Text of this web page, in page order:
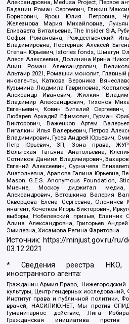
Александровна, Medusa Project, Первое
Баданин Роман Сергеевич, Гликин
Борисович, Ярош Юлия Петровна,
Железнова Мария Михайловна,
Елизавета Витальевна, The Insider SIA,
Софья Романовна, Рождественский
Владимировна, Постернак Алексей
Степан Юрьевич, Istories fonds, Шмагун
Алеся Алексеевна, Долинина Ирина
Анин Роман Александрович,
Альтаир 2021, Ромашки монолит, Главный
иноагенты, Каткова Вероника
Кузьмина Людмила Гавриловна,
Александр Иванович, Жилкин
Владимир Александрович, Тихонов
Евгеньевич, Ковин Виталий Сергеевич,
Любарев Аркадий Ефимович, Гурман
Викторович, Важенков Артем
Пигалкин Илья Валерьевич, Петров
Владимирович, Гусев Андрей Юрьевич,
Петр Юрьевич, ЗП, Зона права,
Вольтская Татьяна Анатольевна,
Сотников Даниил Владимирович,
Евгений Алексеевич, Сурначева
Анатольевна, Арапова Галина Юрьевна,
Mason G.E.S. Anonymous Foundation,
Мнение, Москоу диджитал медиа,
Александрович, Ветошкина Валерия
Скворцова Елена Сергеевна,
инагент, Кочетков Игорь Викторович,
выборы, Нобелевский призыв, Еланчик
Алина Александровна, Григорьев
Эмилевна, Хисамова Регина Фаритовна
Источник: https://minjust.gov.ru/ru/
03.12.2021
* Сведения реестра НКО,
иностранного агента:
Гражданин.Армия.Право,
культуры, Центр гендерных
Институт права и публичной политики,
врачей, НАСИЛИЮ.НЕТ, Мы против
Гуманитарное действие, Лига
Гражданская инициатива против